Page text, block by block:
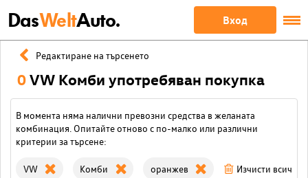
DasWeltAuto. Вход
Редактиране на търсенето
0VW Комби употребяван покупка
В момента няма налични превозни средства в желаната
комбинация. Опитайте отново с по-малко или различни
критерии за търсене:
VW Комби оранжев Изчисти всички